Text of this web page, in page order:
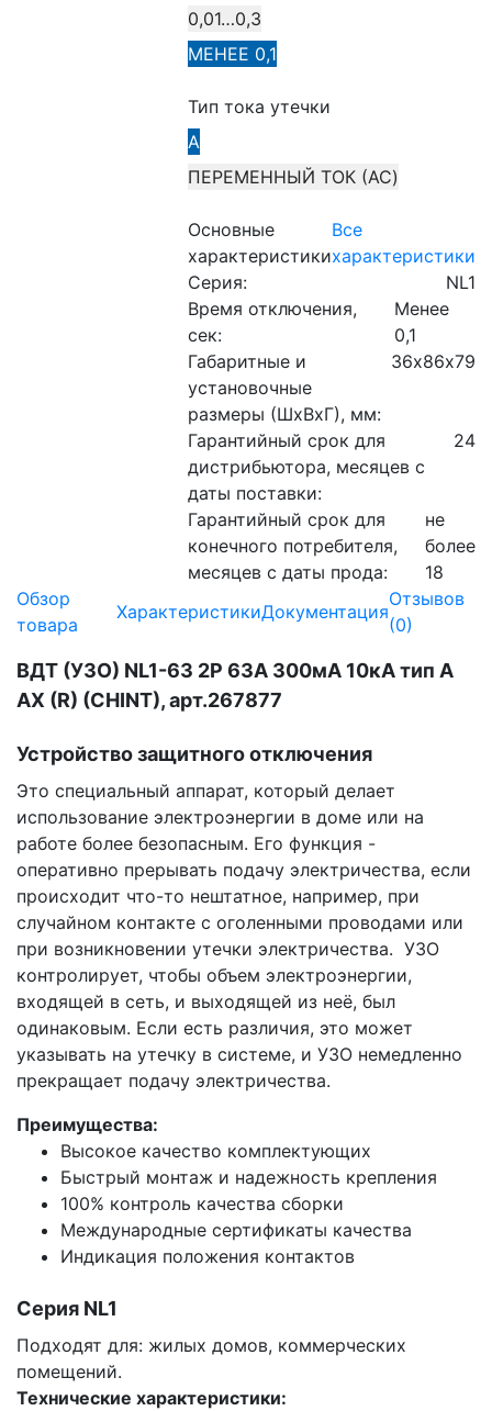
0,01…0,3
МЕНЕЕ 0,1
Тип тока утечки
A
ПЕРЕМЕННЫЙ ТОК (AC)
Основные
характеристики
Все
характеристики
Серия:
NL1
Время отключения,
сек:
Менее
0,1
Габаритные и
установочные
размеры (ШхВхГ), мм:
36х86х79
Гарантийный срок для
дистрибьютора, месяцев с
даты поставки:
24
Гарантийный срок для
конечного потребителя,
месяцев с даты прода:
не
более
18
Обзор
товара
ХарактеристикиДокументация
Отзывов
(0)
ВДТ (УЗО) NL1-63 2P 63А 300мА 10кА тип A
AX (R) (CHINT), арт.267877
Устройство защитного отключения
Это специальный аппарат, который делает
использование электроэнергии в доме или на
работе более безопасным. Его функция -
оперативно прерывать подачу электричества, если
происходит что-то нештатное, например, при
случайном контакте с оголенными проводами или
при возникновении утечки электричества. УЗО
контролирует, чтобы объем электроэнергии,
входящей в сеть, и выходящей из неё, был
одинаковым. Если есть различия, это может
указывать на утечку в системе, и УЗО немедленно
прекращает подачу электричества.
Преимущества:
Высокое качество комплектующих
Быстрый монтаж и надежность крепления
100% контроль качества сборки
Международные сертификаты качества
Индикация положения контактов
Серия NL1
Подходят для: жилых домов, коммерческих
помещений.
Технические характеристики: